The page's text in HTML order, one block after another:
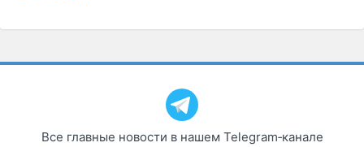
Все главные новости в нашем Telegram‑канале